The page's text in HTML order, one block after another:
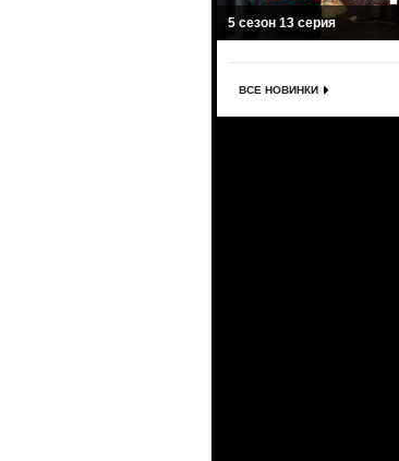
5 сезон 13 серия
ВСЕ НОВИНКИ